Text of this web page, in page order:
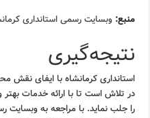
منبع: وبسایت رسمی استانداری
نتیجه‌گیری
استانداری کرمانشاه با ایفای نقش
در تلاش است تا با ارائه خدمات
را جلب نماید. با مراجعه به وبسایت